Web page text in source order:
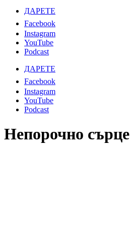
ДАРЕТЕ
Facebook
Instagram
YouTube
Podcast
ДАРЕТЕ
Facebook
Instagram
YouTube
Podcast
Непорочно сърце